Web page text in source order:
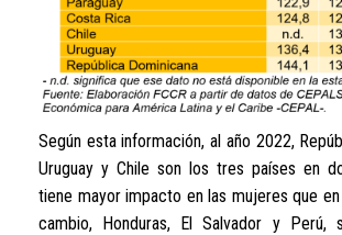
Según esta información, al año 2022,
Uruguay y Chile son los tres países en
tiene mayor impacto en las mujeres que
cambio, Honduras, El Salvador y Perú,